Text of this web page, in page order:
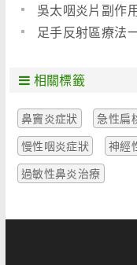
吳太咽炎片副作
足手反射區療法
相關標籤
鼻竇炎症狀 急性扁
慢性咽炎症狀
神經
過敏性鼻炎治療